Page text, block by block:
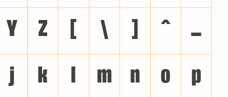
Y Z [ \ ] _
j k l m n o p